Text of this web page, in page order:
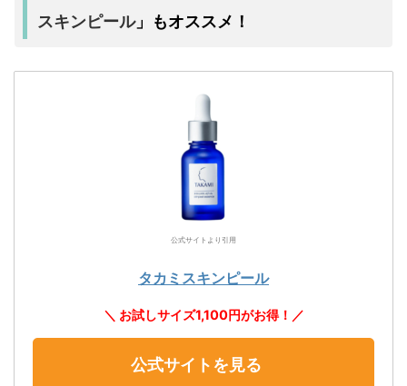
スキンピール」もオススメ！
公式サイトより引用
タカミスキンピール
＼ お試しサイズ1,100円がお得！／
公式サイトを見る